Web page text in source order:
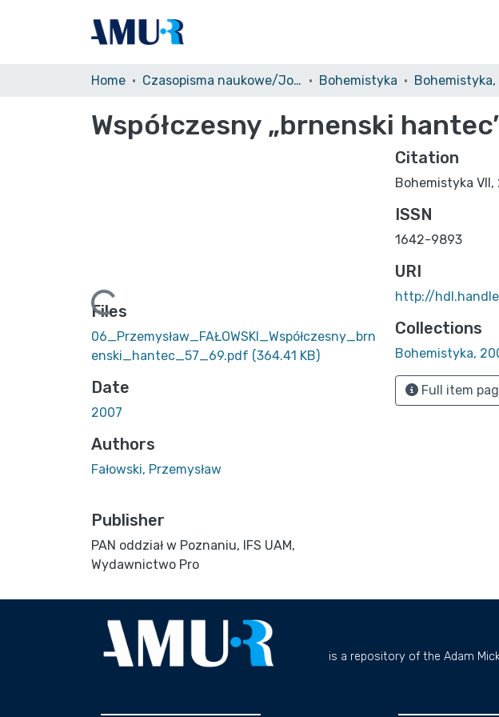
Home Czasopisma naukowe/Journals Bohemistyka Bohemistyka,
Współczesny „brnenski
Loading...
Files
06_Przemysław_FAŁOWSKI_Współczesny_brn
enski_hantec_57_69.pdf (364.41 KB)
Date
2007
Authors
Fałowski, Przemysław
Publisher
PAN oddział w Poznaniu, IFS UAM,
Wydawnictwo Pro
Citation
Bohemistyka VII,
ISSN
1642-9893
URI
http://
Collections
Bohemistyka,
Full item
is a repository of the Adam